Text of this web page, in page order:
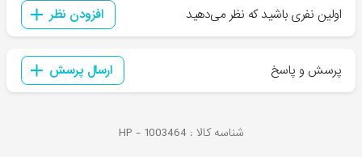
اولین نفری باشید که نظر می‌دهید افزودن نظر
پرسش و پاسخ ارسال پرسش
شناسه کالا : HP - 1003464